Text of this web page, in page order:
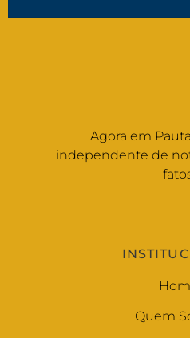
Agora em
independente de
Quem